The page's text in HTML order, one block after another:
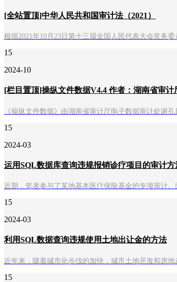
[全站置顶]中华人民共和国审计法（2021）
根据2021年10月23日第十三届全国人民代表大会常务
15
2024-10
[栏目置顶]操纵文件数据V4.4 作者：湖南省审计
《操纵文件数据》由湖南省审计厅电子数据审计处谢
15
2024-03
运用SQL数据库查询违规报销诊疗项目的审计方
近期，笔者参与了某地基本医疗保险基金的专项审计
15
2024-03
利用SQL数据查询违规使用土地出让金的方法
近年来，随着城市化步伐的加快，城市土地开发和房
15